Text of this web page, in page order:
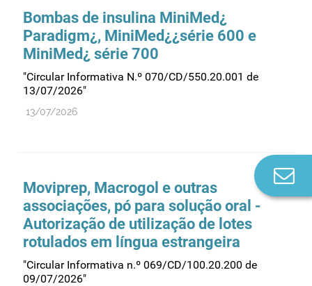
Bombas de insulina MiniMed¿
Paradigm¿, MiniMed¿¿série 600 e
MiniMed¿ série 700
"Circular Informativa N.º 070/CD/550.20.001 de
13/07/2026"
13/07/2026
Moviprep, Macrogol e outras
associações, pó para solução oral -
Autorização de utilização de lotes
rotulados em língua estrangeira
"Circular Informativa n.º 069/CD/100.20.200 de
09/07/2026"